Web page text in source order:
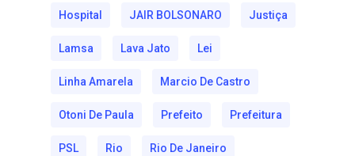
Hospital JAIR BOLSONARO Justiça
Lamsa Lava Jato Lei
Linha Amarela Marcio De Castro
Otoni De Paula Prefeito Prefeitura
PSL Rio Rio De Janeiro